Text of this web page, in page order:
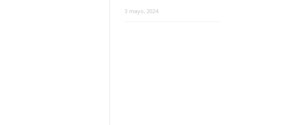
3 mayo, 2024